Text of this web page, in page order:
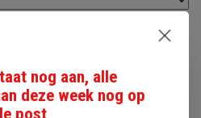
€3,65
aan winkelwagen
nog aan, alle
deze week nog op
post